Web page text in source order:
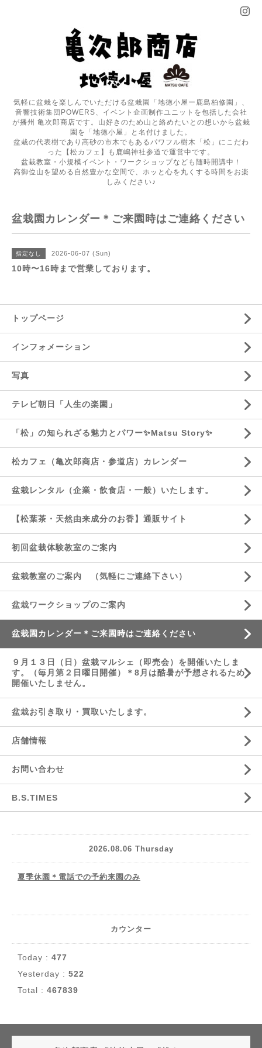
気軽に盆栽を楽しんでいただける盆栽園「地徳小屋ー鹿島柏修園」、
音響技術集団POWERS、イベント企画制作ユニットを包括した会社
が播州 亀次郎商店です。山好きのため山と絡めたいとの想いから盆栽
園を「地徳小屋」と名付けました。
盆栽の代表樹であり高砂の市木でもあるパワフル樹木「松」にこだわ
った【松カフェ】も鹿嶋神社参道で運営中です。
盆栽教室・小規模イベント・ワークショップなども随時開講中！
高御位山を望める自然豊かな空間で、ホッと心を丸くする時間をお楽
しみください♪
盆栽園カレンダー＊ご来園時はご連絡ください
指定なし 2026-06-07 (Sun)
10時〜16時まで営業しております。
トップページ
インフォメーション
写真
テレビ朝日「人生の楽園」
「松」の知られざる魅力とパワー✨Matsu Story✨
松カフェ（亀次郎商店・参道店）カレンダー
盆栽レンタル（企業・飲食店・一般）いたします。
【松葉茶・天然由来成分のお香】通販サイト
初回盆栽体験教室のご案内
盆栽教室のご案内 （気軽にご連絡下さい）
盆栽ワークショップのご案内
盆栽園カレンダー＊ご来園時はご連絡ください
９月１３日（日）盆栽マルシェ（即売会）を開催いたしま
す。（毎月第２日曜日開催）＊8月は酷暑が予想されるため
開催いたしません。
盆栽お引き取り・買取いたします。
店舗情報
お問い合わせ
B.S.TIMES
2026.08.06 Thursday
夏季休園＊電話での予約来園のみ
カウンター
Today : 477
Yesterday : 522
Total : 467839